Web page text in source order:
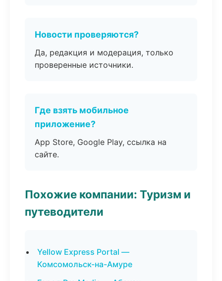
Новости проверяются?
Да, редакция и модерация, только
проверенные источники.
Где взять мобильное
приложение?
App Store, Google Play, ссылка на
сайте.
Похожие компании: Туризм и
путеводители
Yellow Express Portal —
Комсомольск-на-Амуре